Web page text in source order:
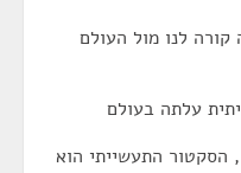
לנו מול העולם
עלתה בעולם
, הסקטור התעשייתי הוא